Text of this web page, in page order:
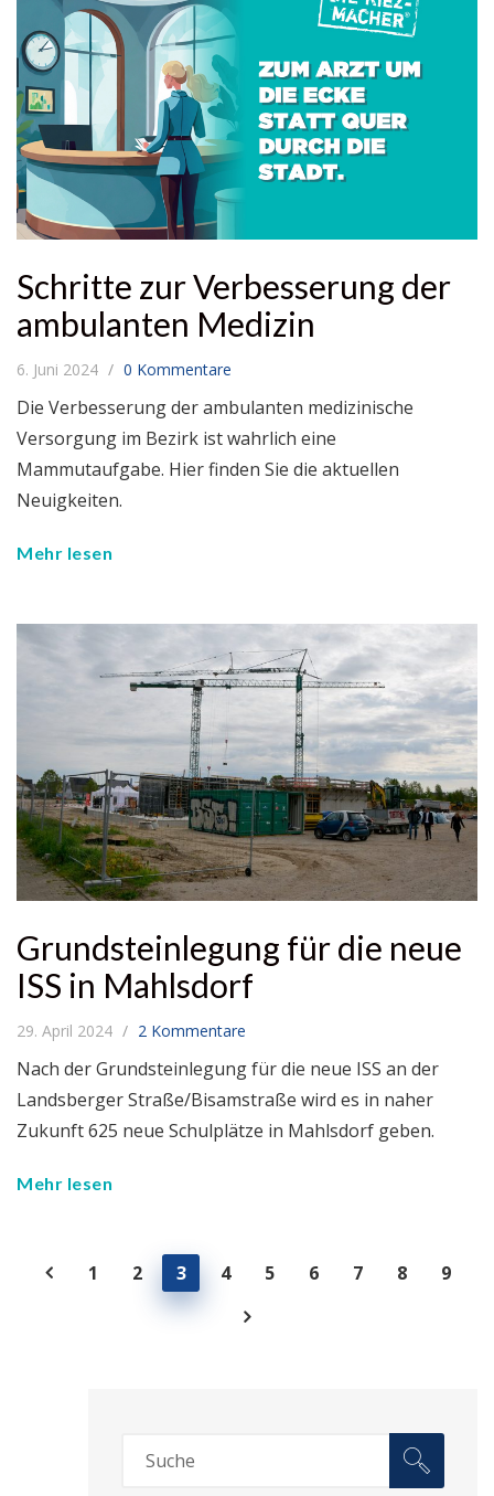
Schritte zur Verbesserung der
ambulanten Medizin
6. Juni 2024 0 Kommentare
Die Verbesserung der ambulanten medizinische
Versorgung im Bezirk ist wahrlich eine
Mammutaufgabe. Hier finden Sie die aktuellen
Neuigkeiten.
Mehr lesen
Grundsteinlegung für die neue
ISS in Mahlsdorf
29. April 2024 2 Kommentare
Nach der Grundsteinlegung für die neue ISS an der
Landsberger Straße/Bisamstraße wird es in naher
Zukunft 625 neue Schulplätze in Mahlsdorf geben.
Mehr lesen
1 2 3 4 5 6 7 8 9